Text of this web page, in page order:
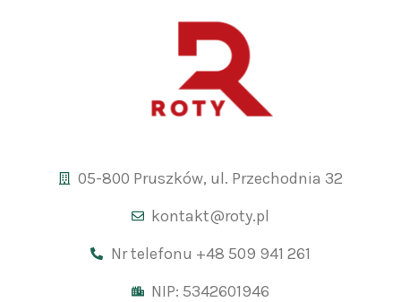
05-800 Pruszków, ul. Przechodnia 32
kontakt@roty.pl
Nr telefonu +48 509 941 261
NIP: 5342601946